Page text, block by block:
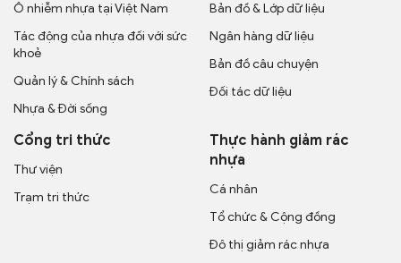
Ô nhiễm nhựa tại Việt Nam
Tác động của nhựa đối với sức
khoẻ
Quản lý & Chính sách
Nhựa & Đời sống
Bản đồ & Lớp dữ liệu
Ngân hàng dữ liệu
Bản đồ câu chuyện
Đối tác dữ liệu
Cổng tri thức
Thư viện
Trạm tri thức
Thực hành giảm rác
nhựa
Cá nhân
Tổ chức & Cộng đồng
Đô thị giảm rác nhựa